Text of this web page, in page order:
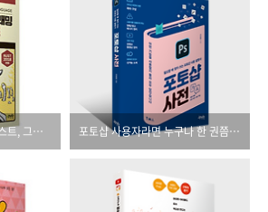
국내에 처음 소개되는 러스트, 그것도 공식 가이드! 포토샵 사용자라면 누구나 한 권쯤 소장해야 할 책